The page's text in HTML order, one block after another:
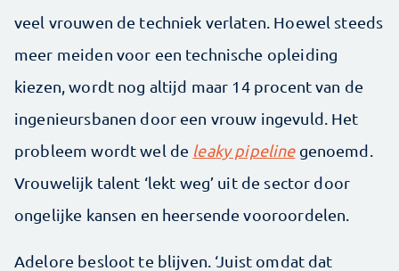
veel vrouwen de techniek verlaten. Hoewel steeds
meer meiden voor een technische opleiding
kiezen, wordt nog altijd maar 14 procent van de
ingenieursbanen door een vrouw ingevuld. Het
probleem wordt wel de leaky pipelinegenoemd.
Vrouwelijk talent ‘lekt weg’ uit de sector door
ongelijke kansen en heersende vooroordelen.
Adelore besloot te blijven. ‘Juist omdat dat